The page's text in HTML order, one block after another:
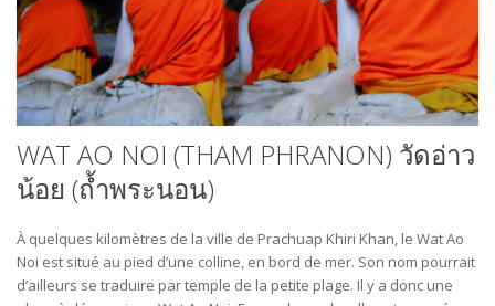
WAT AO NOI (THAM PHRANON) วัดอ่าว
น้อย (ถ้ำพระนอน)
À quelques kilomètres de la ville de Prachuap Khiri Khan, le Wat Ao
Noi est situé au pied d’une colline, en bord de mer. Son nom pourrait
d’ailleurs se traduire par temple de la petite plage. Il y a donc une